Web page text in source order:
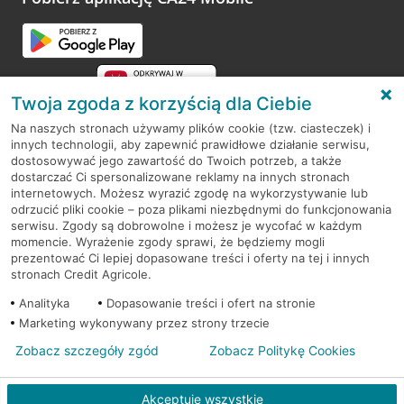
RODO
Regulamin serwisu
Mapa serwisu
PolitykaCookies
© 2026 Credit Agricole Bank Polska S.A. Wszelkie prawa zastrzeżone
Twoja zgoda z korzyścią dla Ciebie
Na naszych stronach używamy plików cookie (tzw. ciasteczek) i
innych technologii, aby zapewnić prawidłowe działanie serwisu,
dostosowywać jego zawartość do Twoich potrzeb, a także
dostarczać Ci spersonalizowane reklamy na innych stronach
internetowych. Możesz wyrazić zgodę na wykorzystywanie lub
odrzucić pliki cookie – poza plikami niezbędnymi do funkcjonowania
serwisu. Zgody są dobrowolne i możesz je wycofać w każdym
momencie. Wyrażenie zgody sprawi, że będziemy mogli
prezentować Ci lepiej dopasowane treści i oferty na tej i innych
stronach Credit Agricole.
Analityka
Dopasowanie treści i ofert na stronie
Marketing wykonywany przez strony trzecie
Akceptuję wszystkie
Zobacz szczegóły zgód Zobacz Politykę Cookies